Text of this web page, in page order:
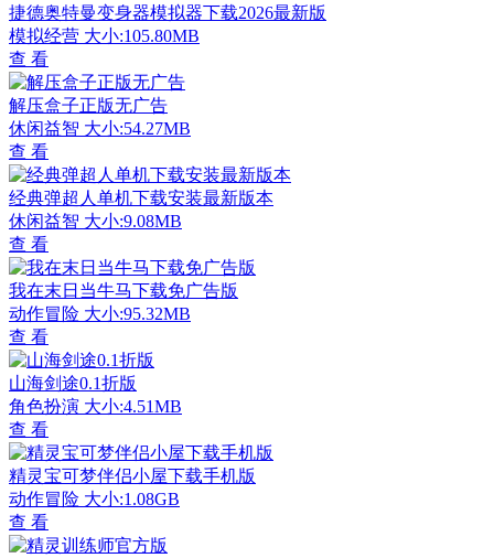
捷德奥特曼变身器模拟器下载2026最新版
模拟经营 大小:105.80MB
查 看
解压盒子正版无广告
休闲益智 大小:54.27MB
查 看
经典弹超人单机下载安装最新版本
休闲益智 大小:9.08MB
查 看
我在末日当牛马下载免广告版
动作冒险 大小:95.32MB
查 看
山海剑途0.1折版
角色扮演 大小:4.51MB
查 看
精灵宝可梦伴侣小屋下载手机版
动作冒险 大小:1.08GB
查 看